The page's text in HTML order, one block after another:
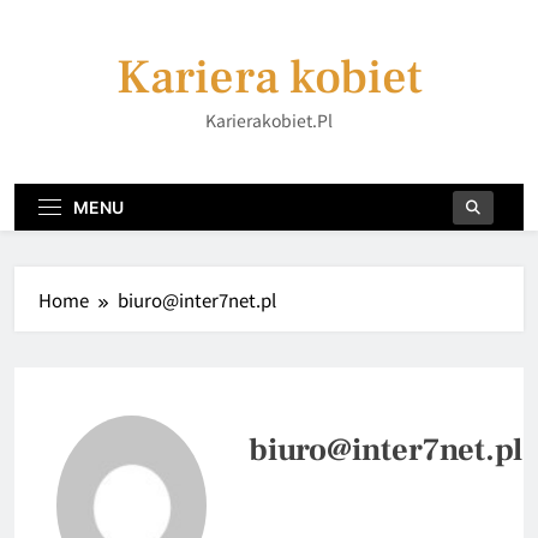
Kariera kobiet
Karierakobiet.pl
MENU
Home biuro@inter7net.pl
biuro@inter7net.pl